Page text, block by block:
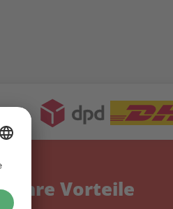
Ihre Vorteile